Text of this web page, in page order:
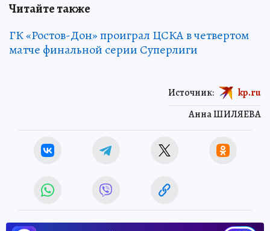
Читайте также
ГК «Ростов-Дон» проиграл ЦСКА в четвертом
матче финальной серии Суперлиги
Анна ШИЛЯЕВА
Источник: kp.ru